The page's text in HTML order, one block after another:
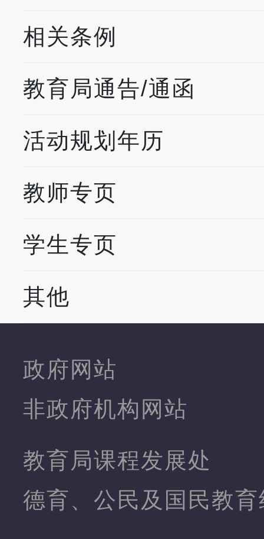
相关条例
教育局通告/通函
活动规划年历
教师专页
学生专页
其他
政府网站
非政府机构网站
教育局课程发展处
德育、公民及国民教